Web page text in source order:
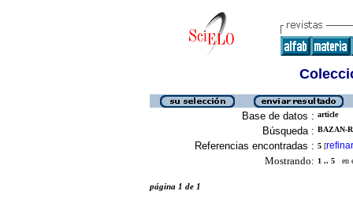
Base de datos : article
Búsqueda : BAZAN-
Referencias encontradas : 5 [refinar
Mostrando: 1 .. 5 en
página 1 de 1